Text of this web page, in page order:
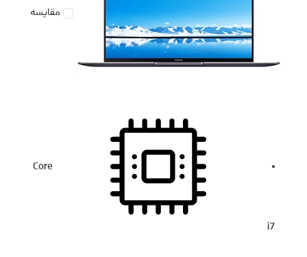
مقایسه
Core
i7